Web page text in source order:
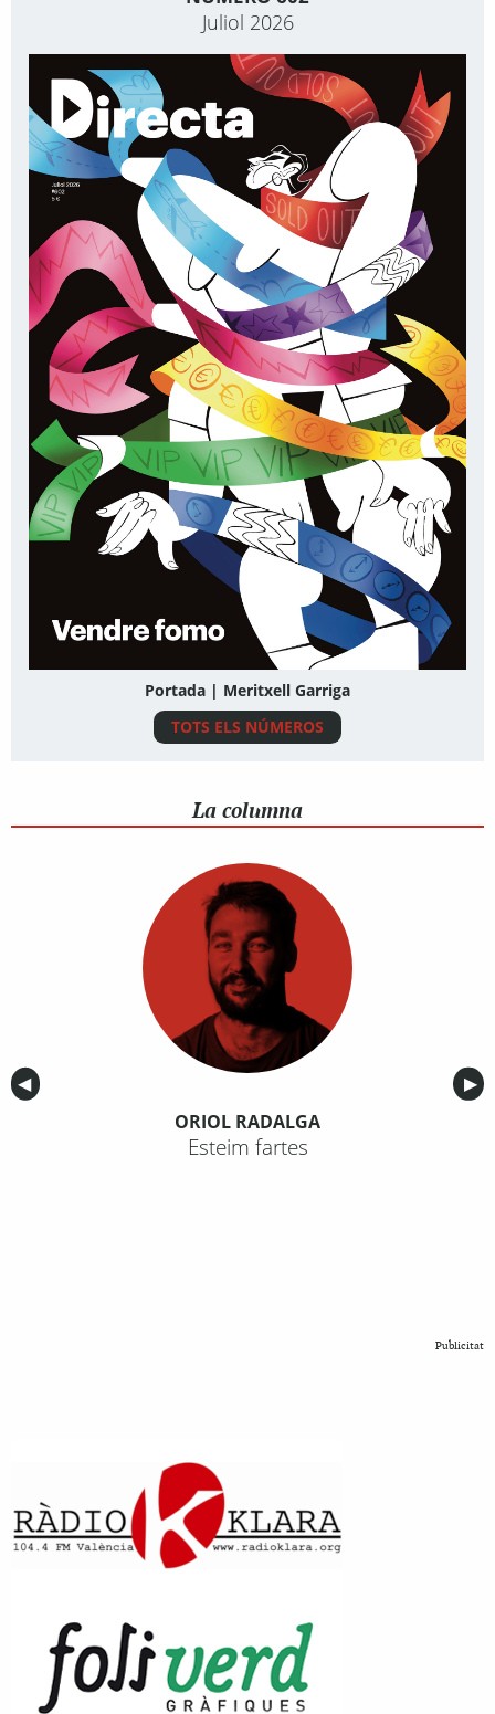
Juliol 2026
Portada | Meritxell Garriga
TOTS ELS NÚMEROS
La columna
Anterior
◀︎ ▶︎
ORIOL RADALGA
Esteim fartes
Publicitat